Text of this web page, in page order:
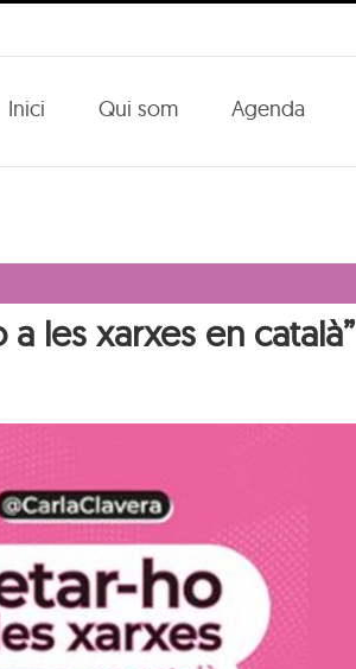
Inici Qui som Agenda
les xarxes en català”